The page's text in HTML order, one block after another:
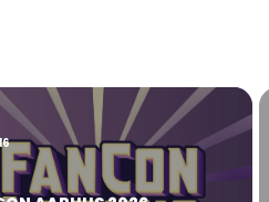
and roleplay
when browsing the con with your
16